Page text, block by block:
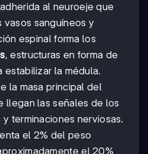
al neuroeje que
vasos sanguíneos y
espinal forma los
, estructuras en forma de
estabilizar la médula.
la masa principal del
llegan las señales de los
terminaciones nerviosas.
el 2% del peso
el 20%